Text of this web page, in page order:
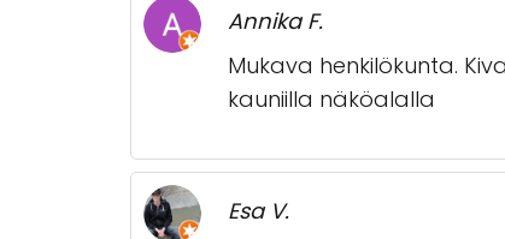
Annika F.
Mukava henkilökunta.
kauniilla näköalalla
Esa V.